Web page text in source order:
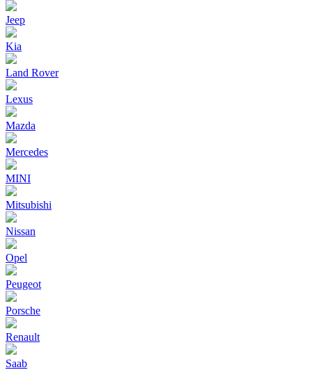
Jeep
Kia
Land Rover
Lexus
Mazda
Mercedes
MINI
Mitsubishi
Nissan
Opel
Peugeot
Porsche
Renault
Saab